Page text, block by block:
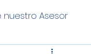
nuestro Asesor